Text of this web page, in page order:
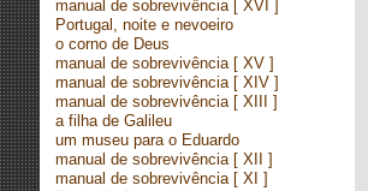
manual de sobrevivência[ XVI ]
Portugal, noite e nevoeiro
o corno de Deus
manual de sobrevivência[ XV ]
manual de sobrevivência[ XIV ]
manual de sobrevivência[ XIII ]
a filha de Galileu
um museu para o Eduardo
manual de sobrevivência[ XII ]
manual de sobrevivência[ XI ]